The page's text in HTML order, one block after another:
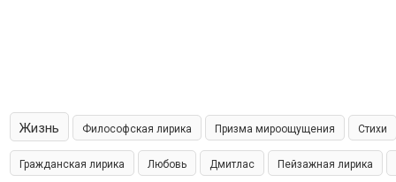
Жизнь Философская лирика Призма мироощущения Стихи
Гражданская лирика Любовь Дмитлас Пейзажная лирика